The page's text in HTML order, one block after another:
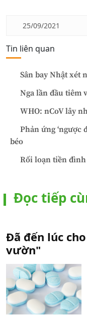
25/09/2021
Tin liên quan
Sân bay Nhật xét
Nga lần đầu tiêm
WHO: nCoV lây
Phản ứng ‘ngược
béo
Rối loạn tiền đình
Đọc tiếp
Đã đến lúc
vườn"